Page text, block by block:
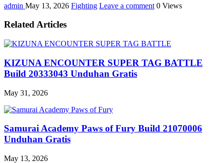
admin May 13, 2026 Fighting Leave a comment 0 Views
Related Articles
KIZUNA ENCOUNTER SUPER TAG BATTLE
Build 20333043 Unduhan Gratis
May 31, 2026
Samurai Academy Paws of Fury Build 21070006
Unduhan Gratis
May 13, 2026